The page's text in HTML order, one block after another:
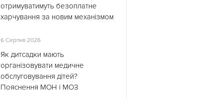
отримуватимуть безоплатне
харчування за новим механізмом
6 Серпня 2026
Як дитсадки мають
організовувати медичне
обслуговування дітей?
Пояснення МОН і МОЗ